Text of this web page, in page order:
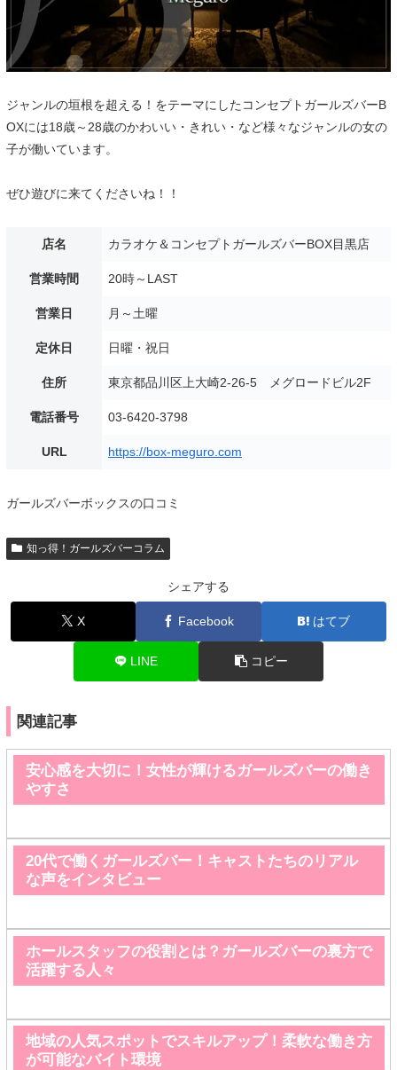
ジャンルの垣根を超える！をテーマにしたコンセプトガールズバーB
OXには18歳～28歳のかわいい・きれい・など様々なジャンルの女の
子が働いています。
ぜひ遊びに来てくださいね！！
店名 カラオケ＆コンセプトガールズバーBOX目黒店
営業時間 20時～LAST
営業日 月～土曜
定休日 日曜・祝日
住所 東京都品川区上大崎2-26-5 メグロードビル2F
電話番号 03-6420-3798
URL https://box-meguro.com
ガールズバーボックスの口コミ
知っ得！ガールズバーコラム
シェアする
X Facebook はてブ
LINE コピー
関連記事
安心感を大切に！女性が輝けるガールズバーの働き
やすさ
20代で働くガールズバー！キャストたちのリアル
な声をインタビュー
ホールスタッフの役割とは？ガールズバーの裏方で
活躍する人々
地域の人気スポットでスキルアップ！柔軟な働き方
が可能なバイト環境